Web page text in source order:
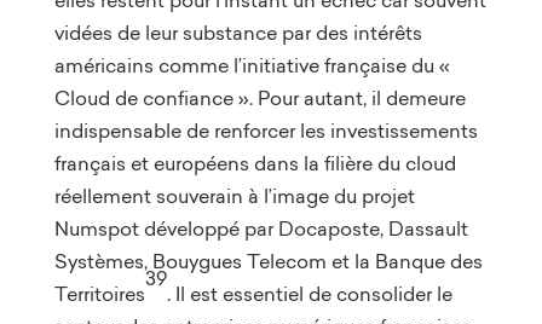
vidées de leur substance par des intérêts
américains comme l’initiative française du «
Cloud de confiance ». Pour autant, il demeure
indispensable de renforcer les investissements
français et européens dans la filière du cloud
réellement souverain à l’image du projet
Numspot développé par Docaposte, Dassault
Systèmes, Bouygues Telecom et la Banque des
Territoires
39
. Il est essentiel de consolider le